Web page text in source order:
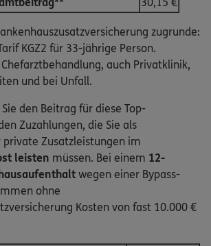
30,15 €
zugrunde:
KGZ2 für 33-jährige Person.
auch Privatklinik,
und bei Unfall.
den Beitrag für diese Top-
Zuzahlungen, die Sie als
private Zusatzleistungen im
leisten müssen. Bei einem 12-
wegen einer Bypass-
ohne
Kosten von fast 10.000 €